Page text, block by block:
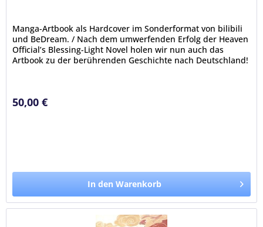
Manga-Artbook als Hardcover im Sonderformat von bilibili
und BeDream. / Nach dem umwerfenden Erfolg der Heaven
Official’s Blessing-Light Novel holen wir nun auch das
Artbook zu der berührenden Geschichte nach Deutschland!
50,00 €
In den Warenkorb